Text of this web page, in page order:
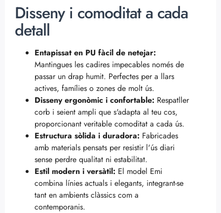
Disseny i comoditat a cada
detall
Entapissat en PU fàcil de netejar:
Mantingues les cadires impecables només de
passar un drap humit. Perfectes per a llars
actives, famílies o zones de molt ús.
Disseny ergonòmic i confortable: Respatller
corb i seient ampli que s'adapta al teu cos,
proporcionant veritable comoditat a cada ús.
Estructura sòlida i duradora: Fabricades
amb materials pensats per resistir l'ús diari
sense perdre qualitat ni estabilitat.
Estil modern i versàtil: El model Emi
combina línies actuals i elegants, integrant-se
tant en ambients clàssics com a
contemporanis.